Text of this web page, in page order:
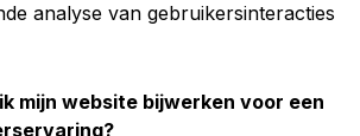
analyse van gebruikersinteracties
mijn website bijwerken voor een